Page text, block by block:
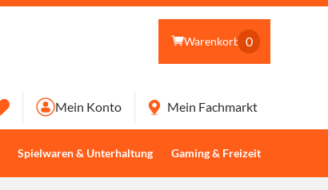
Warenkorb 0
Spielwaren & Unterhaltung Gaming & Freizeit
Mein Konto Mein Fachmarkt